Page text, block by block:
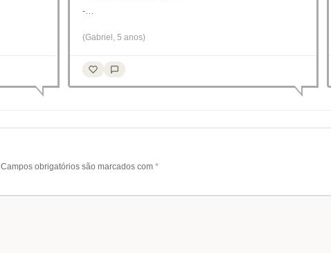
-…
(Gabriel, 5 anos)
Campos obrigatórios são marcados com *